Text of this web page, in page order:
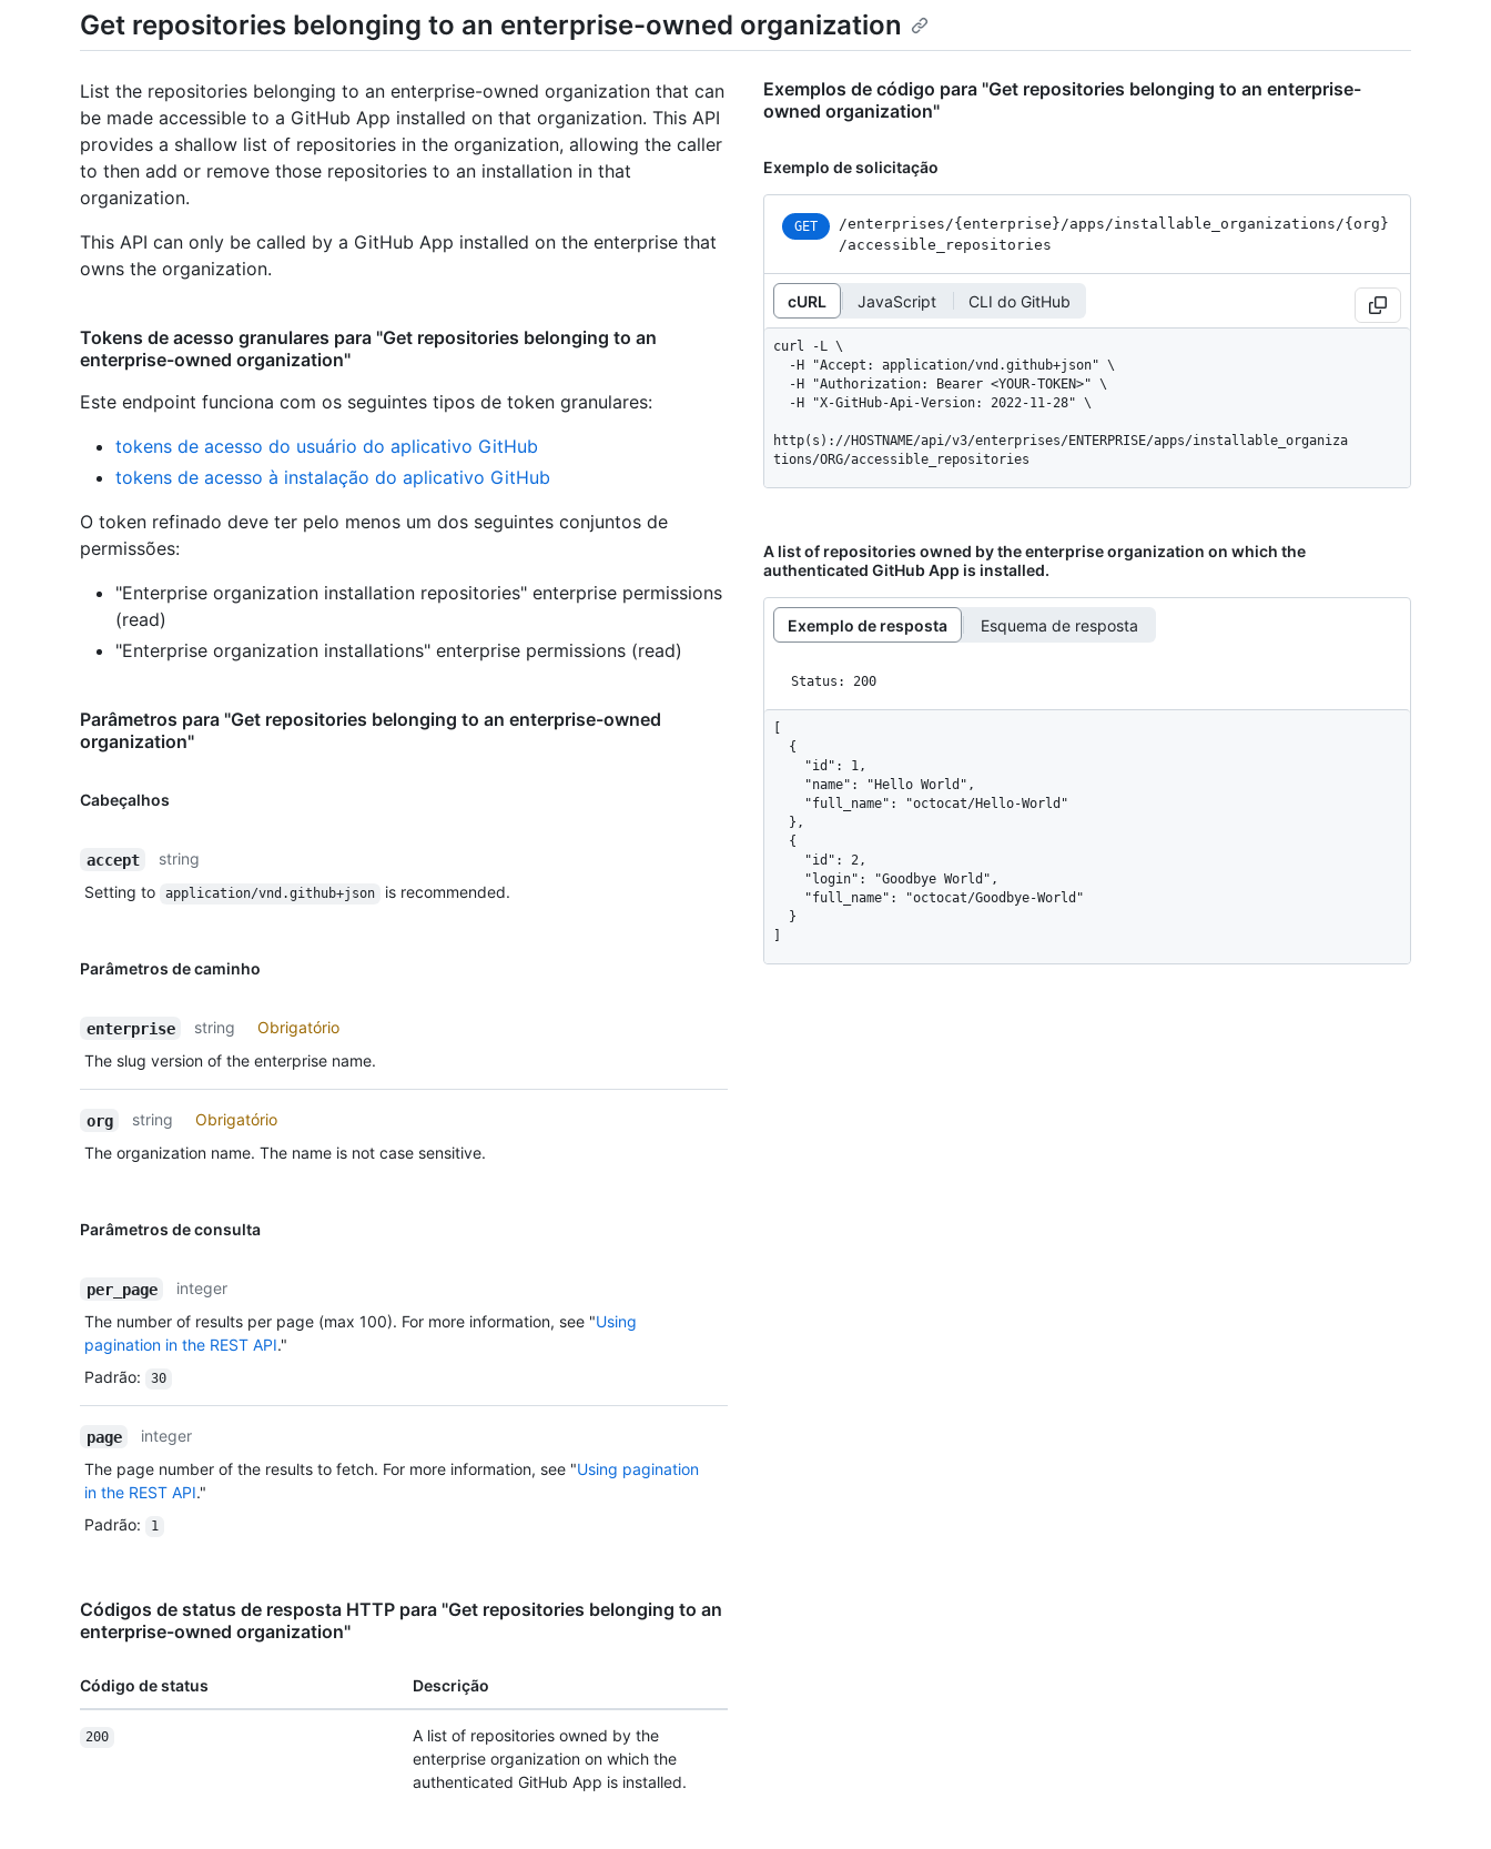
Get repositories belonging to an enterprise-owned organization
List the repositories belonging to an enterprise-owned organization that can
be made accessible to a GitHub App installed on that organization. This API
provides a shallow list of repositories in the organization, allowing the caller
to then add or remove those repositories to an installation in that
organization.
This API can only be called by a GitHub App installed on the enterprise that
owns the organization.
Tokens de acesso granulares para "Get repositories belonging to an
enterprise-owned organization"
Este endpoint funciona com os seguintes tipos de token granulares:
tokens de acesso do usuário do aplicativo GitHub
tokens de acesso à instalação do aplicativo GitHub
O token refinado deve ter pelo menos um dos seguintes conjuntos de
permissões:
"Enterprise organization installation repositories" enterprise permissions
(read)
"Enterprise organization installations" enterprise permissions (read)
Parâmetros para "Get repositories belonging to an enterprise-owned
organization"
Cabeçalhos
accept
string
Setting to
application/vnd.github+json is recommended.
Parâmetros de caminho
enterprise string
Obrigatório
The slug version of the enterprise name.
org string
Obrigatório
The organization name. The name is not case sensitive.
Parâmetros de consulta
per_page
integer
The number of results per page (max 100). For more information, see "Using
pagination in the REST API."
Padrão: 30
page
integer
The page number of the results to fetch. For more information, see "Using pagination
in the REST API."
Padrão: 1
Códigos de status de resposta HTTP para "Get repositories belonging to an
enterprise-owned organization"
Código de status Descrição
200
A list of repositories owned by the
enterprise organization on which the
authenticated GitHub App is installed.
Exemplos de código para "Get repositories belonging to an enterprise-
owned organization"
Exemplo de solicitação
GET /enterprises/{enterprise}/apps/installable_ organizations/{org}
/accessible_
repositories
cURL JavaScript CLI do GitHub
curl -L \
http(s)://HOSTNAME/api/v3/enterprises/ENTERPRISE/apps/installable_organiza
tions/ORG/accessible_repositories
A list of repositories owned by the enterprise organization on which the
authenticated GitHub App is installed.
Exemplo de resposta Esquema de resposta
Status: 200